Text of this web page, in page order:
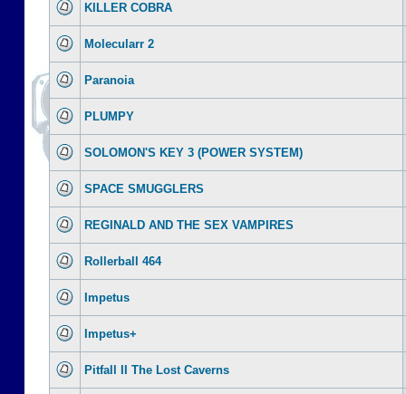
KILLER COBRA
Molecularr 2
Paranoia
PLUMPY
SOLOMON'S KEY 3 (POWER SYSTEM)
SPACE SMUGGLERS
REGINALD AND THE SEX VAMPIRES
Rollerball 464
Impetus
Impetus+
Pitfall II The Lost Caverns